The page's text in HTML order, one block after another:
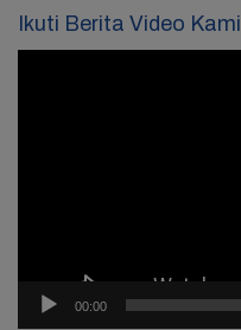
Ikuti Berita Video Kami
00:00